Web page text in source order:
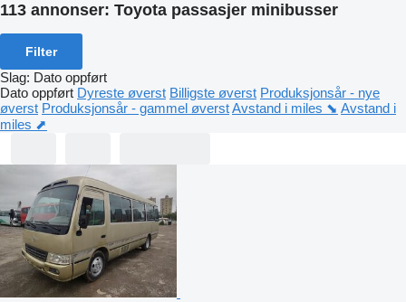
113 annonser: Toyota passasjer minibusser
Filter
Slag: Dato oppført
Dato oppført Dyreste øverst Billigste øverst Produksjonsår - nye
øverst Produksjonsår - gammel øverstAvstand i miles ⬊ Avstand i
miles ⬈